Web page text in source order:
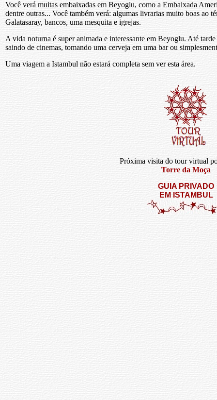
Você verá muitas embaixadas em Beyoglu, como a Embaixada
dentre outras... Você também verá: algumas livrarias muito boas ao
Galatasaray, bancos, uma mesquita e igrejas.
A vida noturna é super animada e interessante em Beyoglu. Até
saindo de cinemas, tomando uma cerveja em uma bar ou
Uma viagem a Istambul não estará completa sem ver esta área.
Próxima visita do tour virtual
Torre da Moça
GUIA PRIVADO
EM ISTAMBUL